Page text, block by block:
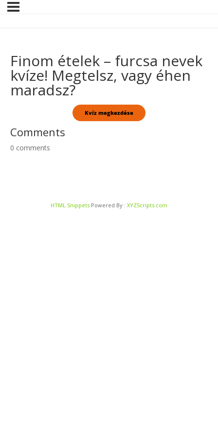
Finom ételek – furcsa nevek
kvíze! Megtelsz, vagy éhen
maradsz?
Comments
0 comments
HTML Snippets Powered By : XYZScripts.com